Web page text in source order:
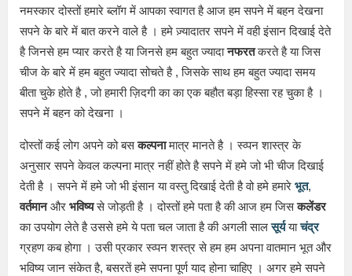
नमस्कार दोस्तों हमारे ब्लॉग में आपका स्वागत है आज हम सपने में बहन देखना
सपने के बारे में बात करने वाले है । हमे ज़्यादातर सपने में वही इंसान दिखाई देते
है जिनसे हम प्यार करते है या जिनसे हम बहुत ज्यादानफरतकरते है या जिस
चीज के बारे में हम बहुत ज्यादा सोचते है , जिसके साथ हम बहुत ज्यादा समय
बीता चुके होते है , जो हमारी ज़िदगी का का एक बहौत बड़ा हिस्सा रह चुका है ।
सपने में बहन को देखना ।
दोस्तों कई लोग अपने को बसकल्पनामात्र मानते है । स्व्पन शास्त्र के
अनुसार सपने केवल कल्पना मात्र नहीं होते है सपने में हमे जो भी चीज दिखाई
देती है । सपने में हमे जो भी इंसान या वस्तु दिखाई देती है वो हमे हमारे भूत,
वर्तमानऔर भविष्यसे जोड़ती है । दोस्तों हमे पता है की आज हम जिसकलेंडर
का उपयोग लेते है उससे हमे ये पता चल जाता है की अगली सालसूर्ययाचंद्र
ग्रहण कब होगा । उसी प्रकार स्व्पन शस्त्र से हम हम अपना वातमान भूत और
भविष्य जान संकेत है, बसरतें हमे सपना पूर्ण याद होना चाहिए । अगर हमे सपने